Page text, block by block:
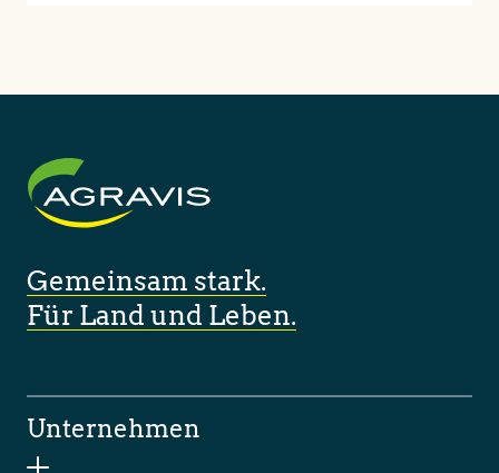
Gemeinsam stark.
Für Land und Leben.
Unternehmen